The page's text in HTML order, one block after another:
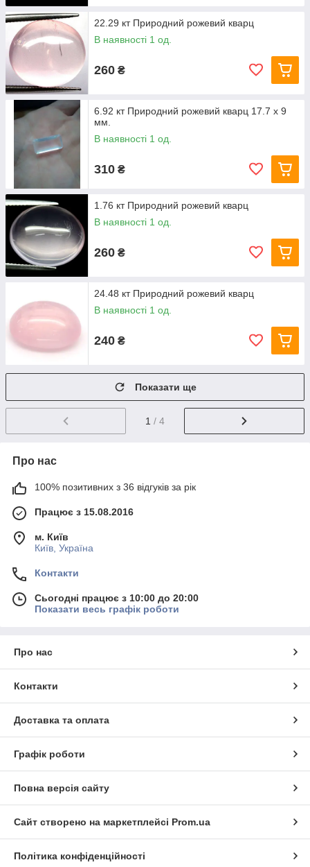
22.29 кт Природний рожевий кварц
В наявності 1 од.
260 ₴
6.92 кт Природний рожевий кварц 17.7 х 9
мм.
В наявності 1 од.
310 ₴
1.76 кт Природний рожевий кварц
В наявності 1 од.
260 ₴
24.48 кт Природний рожевий кварц
В наявності 1 од.
240 ₴
Показати ще
1 / 4
Про нас
100% позитивних з 36 відгуків за рік
Працює з 15.08.2016
м. Київ
Київ, Україна
Контакти
Сьогодні працює з 10:00 до 20:00
Показати весь графік роботи
Про нас
Контакти
Доставка та оплата
Графік роботи
Повна версія сайту
Сайт створено на маркетплейсі Prom.ua
Політика конфіденційності